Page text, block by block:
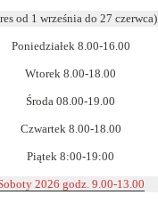
w
od 1 września do 27 czerwca)
Poniedziałek 8.00-16.00
Wtorek 8.00-18.00
Środa 08.00-19.00
Czwartek 8.00-18.00
Piątek 8:00-19:00
2026 godz. 9.00-13.00